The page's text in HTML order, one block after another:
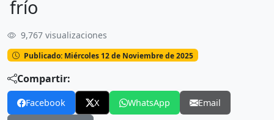
frío
9,767 visualizaciones
Publicado: Miércoles 12 de Noviembre de 2025
Compartir:
Facebook X WhatsApp Email